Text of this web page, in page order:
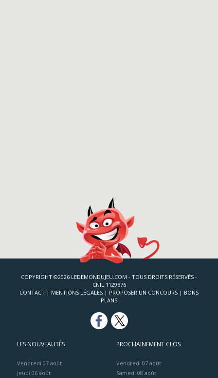
COPYRIGHT ©2026 LEDEMONDUJEU.COM - TOUS DROITS RÉSERVÉS -
CNIL 1129576
CONTACT | MENTIONS LÉGALES | PROPOSER UN CONCOURS | BONS
PLANS
LES NOUVEAUTÉS
Vendredi 07 août
Jeudi 06 août
PROCHAINEMENT CLOS
Vendredi 07 août
Samedi 08 août